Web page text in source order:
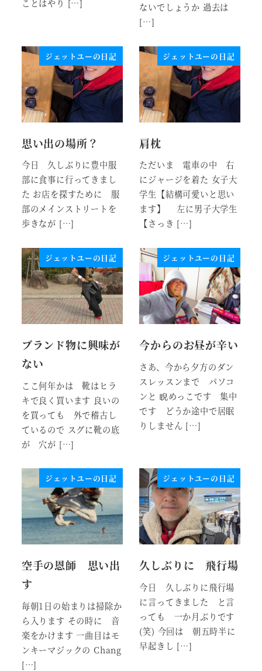
ことはやり […]
ないでしょうか 過去は
[…]
ジェットユーの日記
思い出の場所？
今日 久しぶりに豊中服
部に食事に行ってきまし
た お店を探すために 服
部のメインストリートを
歩きなが […]
ジェットユーの日記
肩枕
ただいま 電車の中 右
にジャージを着た 女子大
学生【結構可愛いと思い
ます】 左に男子大学生
【さっき […]
ジェットユーの日記
ブランド物に興味が
ない
ここ何年かは 靴はヒラ
キで良く買います 良いの
を買っても 外で稽古し
ているので スグに靴の底
が 穴が […]
ジェットユーの日記
今からのお昼が辛い
さあ、今から夕方のダン
スレッスンまで パソコ
ンと 睨めっこです 集中
です どうか途中で居眠
りしません […]
ジェットユーの日記
空手の恩師 思い出
す
毎朝1日の始まりは掃除か
ら入ります その時に 音
楽をかけます 一曲目はモ
ンキーマジックの Chang
[…]
ジェットユーの日記
久しぶりに 飛行場
今日 久しぶりに飛行場
に言ってきました と言
っても 一か月ぶりです
(笑) 今回は 朝五時半に
早起きし […]